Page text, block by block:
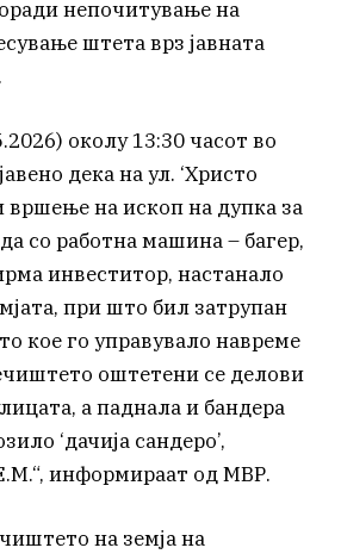
непочитување на
штета врз јавната
околу 13:30 часот во
дека на ул. ‘Христо
вршење на ископ на дупка за
со работна машина – багер,
инвеститор, настанало
при што бил затрупан
кое го управувало навреме
оштетени се делови
а паднала и бандера
‘дачија сандеро’,
информираат од МВР.
на земја на